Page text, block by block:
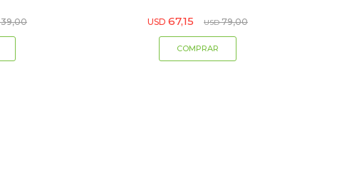
39,00 USD 67,15 USD 79,00